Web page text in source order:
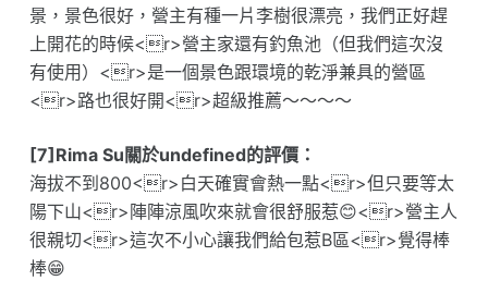
景，景色很好，營主有種一片李樹很漂亮，我們正好趕
上開花的時候<r>營主家還有釣魚池（但我們這次沒
有使用）<r>是一個景色跟環境的乾淨兼具的營區
<r>路也很好開<r>超級推薦～～～～
[7]Rima Su關於undefined的評價：
海拔不到800<r>白天確實會熱一點<r>但只要等太
陽下山<r>陣陣涼風吹來就會很舒服惹😊<r>營主人
很親切<r>這次不小心讓我們給包惹B區<r>覺得棒
棒😁